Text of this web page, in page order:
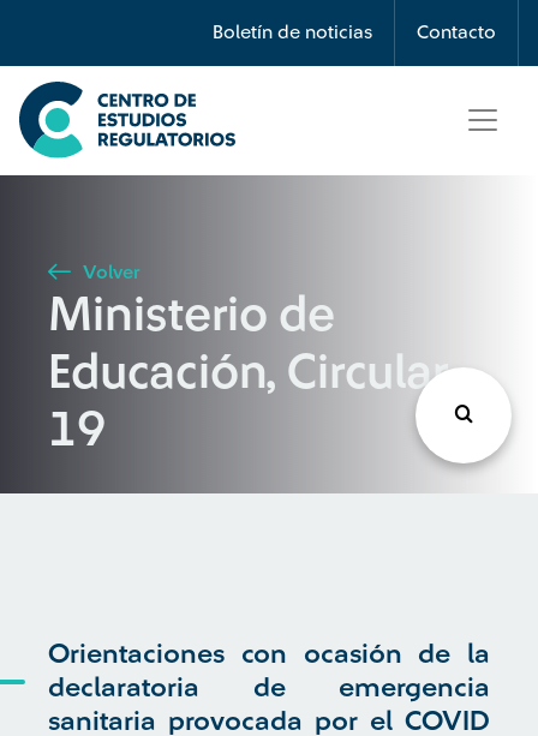
Boletín de noticias Contacto
Búsqueda
Seleccione país
Buscar
Volver
Ministerio de
Educación, Circular
19
Orientaciones con ocasión de la
declaratoria de emergencia
sanitaria provocada por el COVID